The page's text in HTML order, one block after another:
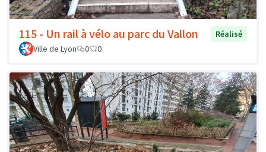
115 - Un rail à vélo au parc du Vallon
Réalisé
Ville de Lyon
0 0